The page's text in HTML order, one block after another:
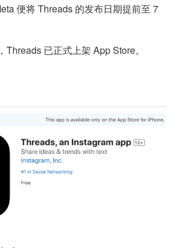
便将 Threads 的发布日期提前至 7
已正式上架 App Store。